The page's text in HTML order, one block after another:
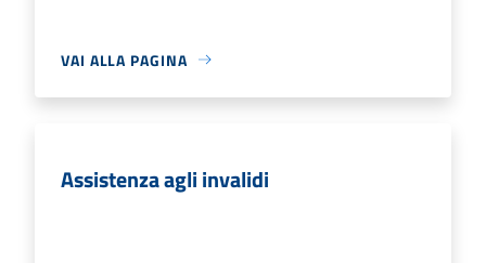
VAI ALLA PAGINA
Assistenza agli invalidi